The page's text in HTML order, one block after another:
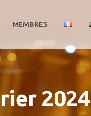
MEMBRES
2024